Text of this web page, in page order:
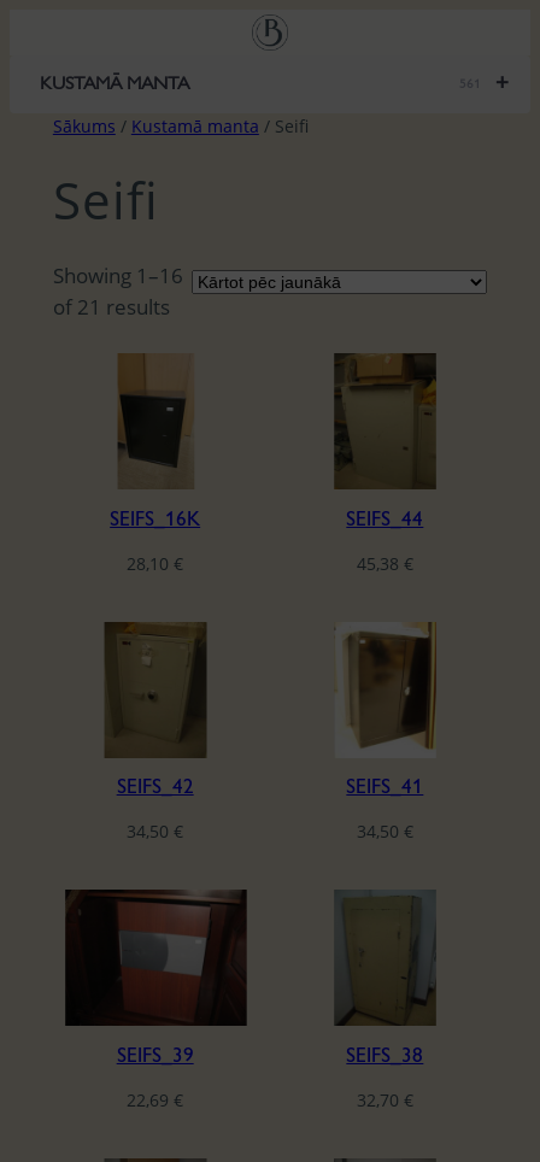
saturu
+
KUSTAMĀ MANTA 561
Sākums / Kustamā manta / Seifi
Seifi
Showing 1–16
of 21 resultsS
t
d
b
y
t
SEIFS_16K
28,10€
SEIFS_44
45,38 €
SEIFS_42
34,50€
SEIFS_41
34,50 €
SEIFS_39
22,69€
SEIFS_38
32,70 €